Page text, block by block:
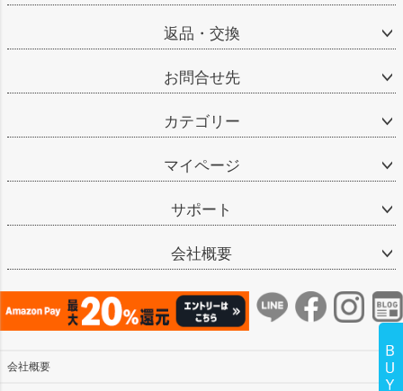
返品・交換
お問合せ先
カテゴリー
マイページ
サポート
会社概要
会社概要